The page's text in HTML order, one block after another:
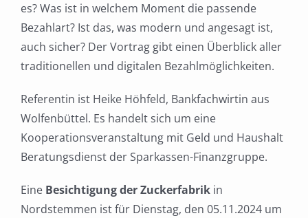
es? Was ist in welchem Moment die passende
Bezahlart? Ist das, was modern und angesagt ist,
auch sicher? Der Vortrag gibt einen Überblick aller
traditionellen und digitalen Bezahlmöglichkeiten.
Referentin ist Heike Höhfeld, Bankfachwirtin aus
Wolfenbüttel. Es handelt sich um eine
Kooperationsveranstaltung mit Geld und Haushalt
Beratungsdienst der Sparkassen-Finanzgruppe.
Eine Besichtigung der Zuckerfabrik in
Nordstemmen ist für Dienstag, den 05.11.2024 um